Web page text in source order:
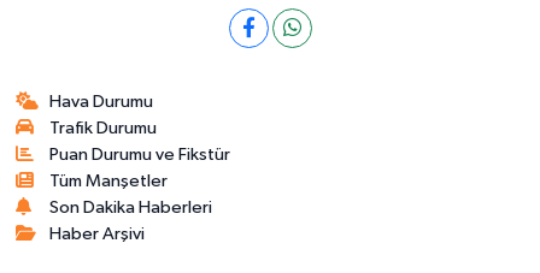
Hava Durumu
Trafik Durumu
Puan Durumu ve Fikstür
Tüm Manşetler
Son Dakika Haberleri
Haber Arşivi